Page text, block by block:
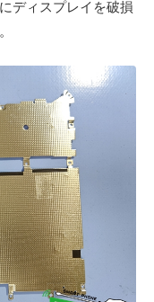
ディスプレイを破損